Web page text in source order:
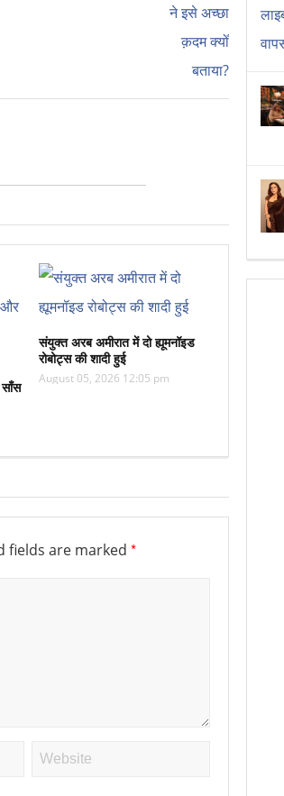
साँस
संयुक्त अरब अमीरात में दो ह्यूमनॉइड
रोबोट्स की शादी हुई
August 05, 2026 12:05 pm
fields are marked *